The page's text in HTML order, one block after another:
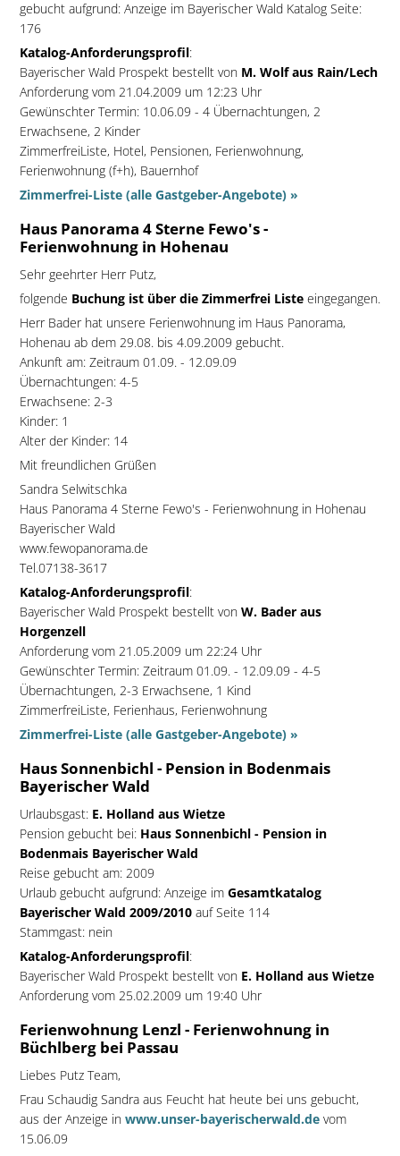
gebucht aufgrund: Anzeige im Bayerischer Wald Katalog Seite:
176
Katalog-Anforderungsprofil:
Bayerischer Wald Prospekt bestellt von M. Wolf aus Rain/Lech
Anforderung vom 21.04.2009 um 12:23 Uhr
Gewünschter Termin: 10.06.09 - 4 Übernachtungen, 2
Erwachsene, 2 Kinder
ZimmerfreiListe, Hotel, Pensionen, Ferienwohnung,
Ferienwohnung (f+h), Bauernhof
Zimmerfrei-Liste (alle Gastgeber-Angebote) »
Haus Panorama 4 Sterne Fewo's -
Ferienwohnung in Hohenau
Sehr geehrter Herr Putz,
folgende Buchung ist über die Zimmerfrei Liste eingegangen.
Herr Bader hat unsere Ferienwohnung im Haus Panorama,
Hohenau ab dem 29.08. bis 4.09.2009 gebucht.
Ankunft am: Zeitraum 01.09. - 12.09.09
Übernachtungen: 4-5
Erwachsene: 2-3
Kinder: 1
Alter der Kinder: 14
Mit freundlichen Grüßen
Sandra Selwitschka
Haus Panorama 4 Sterne Fewo's - Ferienwohnung in Hohenau
Bayerischer Wald
www.fewopanorama.de
Tel.07138-3617
Katalog-Anforderungsprofil:
Bayerischer Wald Prospekt bestellt von W. Bader aus
Horgenzell
Anforderung vom 21.05.2009 um 22:24 Uhr
Gewünschter Termin: Zeitraum 01.09. - 12.09.09 - 4-5
Übernachtungen, 2-3 Erwachsene, 1 Kind
ZimmerfreiListe, Ferienhaus, Ferienwohnung
Zimmerfrei-Liste (alle Gastgeber-Angebote) »
Haus Sonnenbichl - Pension in Bodenmais
Bayerischer Wald
Urlaubsgast:E. Holland aus Wietze
Pension gebucht bei:Haus Sonnenbichl - Pension in
Bodenmais Bayerischer Wald
Reise gebucht am: 2009
Urlaub gebucht aufgrund: Anzeige im Gesamtkatalog
Bayerischer Wald 2009/2010auf Seite 114
Stammgast: nein
Katalog-Anforderungsprofil:
Bayerischer Wald Prospekt bestellt von E. Holland aus Wietze
Anforderung vom 25.02.2009 um 19:40 Uhr
Ferienwohnung Lenzl - Ferienwohnung in
Büchlberg bei Passau
Liebes Putz Team,
Frau Schaudig Sandra aus Feucht hat heute bei uns gebucht,
aus der Anzeige in www.unser-bayerischerwald.devom
15.06.09